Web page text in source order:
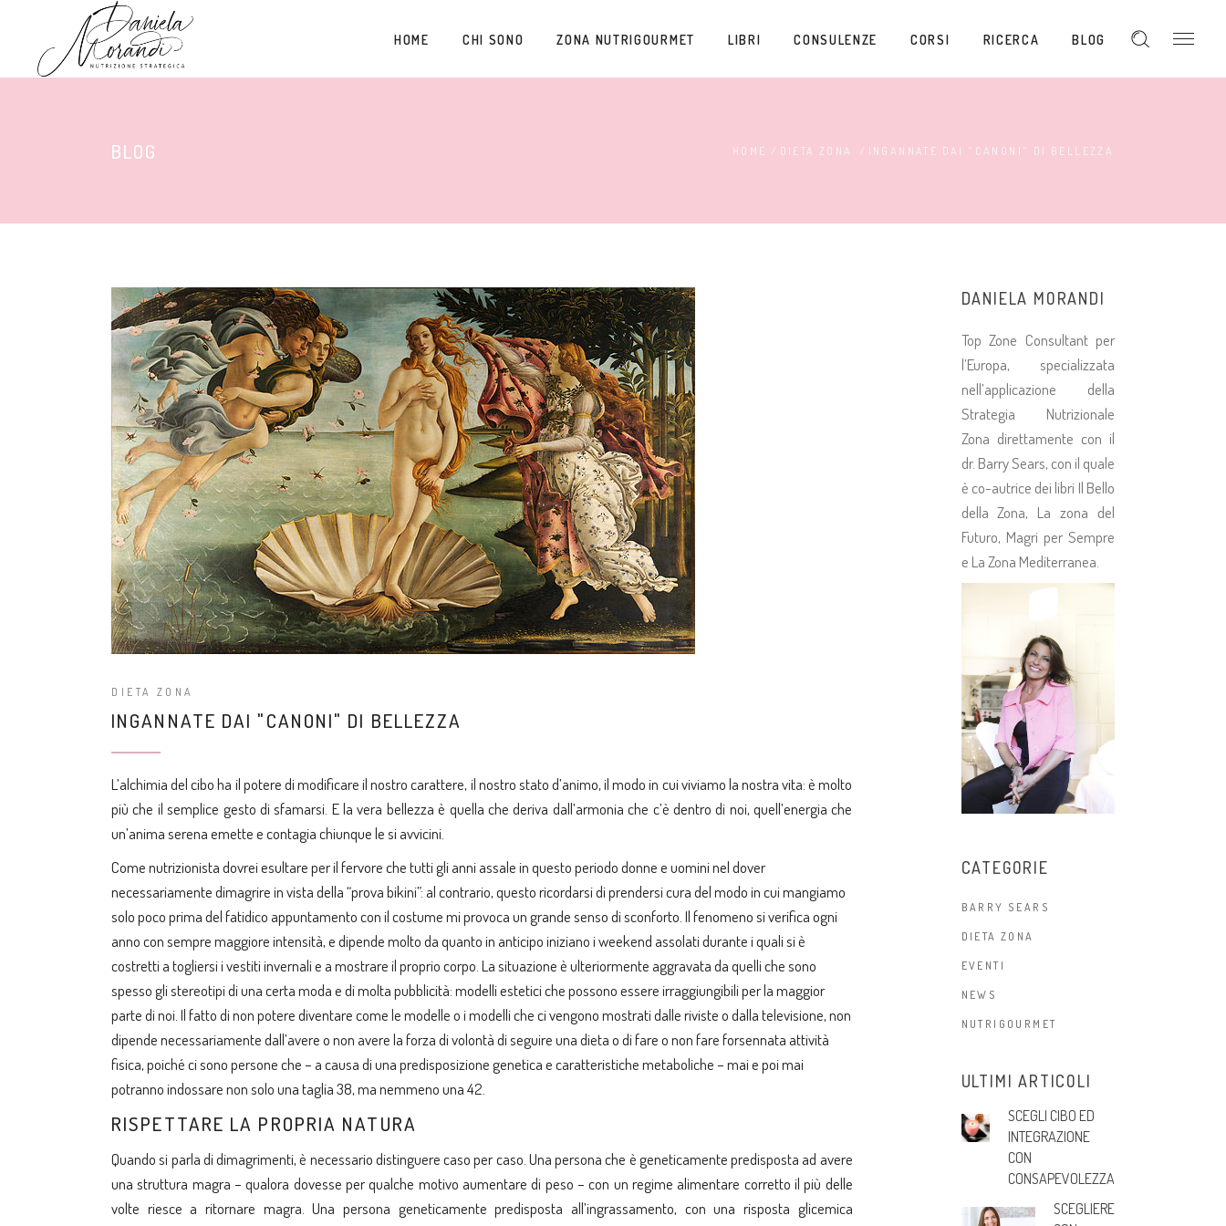
HOME CHI SONO ZONA NUTRIGOURMET LIBRI CONSULENZE CORSI RICERCA BLOG
BLOG HOME / DIETA ZONA / INGANNATE DAI "CANONI" DI BELLEZZA
DIETA ZONA
INGANNATE DAI "CANONI" DI BELLEZZA
L’alchimia del cibo ha il potere di modificare il nostro carattere, il nostro stato d’animo, il modo in cui viviamo la nostra vita: è molto
più che il semplice gesto di sfamarsi. E la vera bellezza è quella che deriva dall’armonia che c’è dentro di noi, quell’energia che
un’anima serena emette e contagia chiunque le si avvicini.
Come nutrizionista dovrei esultare per il fervore che tutti gli anni assale in questo periodo donne e uomini nel dover
necessariamente dimagrire in vista della “prova bikini”: al contrario, questo ricordarsi di prendersi cura del modo in cui mangiamo
solo poco prima del fatidico appuntamento con il costume mi provoca un grande senso di sconforto. Il fenomeno si verifica ogni
anno con sempre maggiore intensità, e dipende molto da quanto in anticipo iniziano i weekend assolati durante i quali si è
costretti a togliersi i vestiti invernali e a mostrare il proprio corpo. La situazione è ulteriormente aggravata da quelli che sono
spesso gli stereotipi di una certa moda e di molta pubblicità: modelli estetici che possono essere irraggiungibili per la maggior
parte di noi. Il fatto di non potere diventare come le modelle o i modelli che ci vengono mostrati dalle riviste o dalla televisione, non
dipende necessariamente dall’avere o non avere la forza di volontà di seguire una dieta o di fare o non fare forsennata attività
fisica, poiché ci sono persone che – a causa di una predisposizione genetica e caratteristiche metaboliche – mai e poi mai
potranno indossare non solo una taglia 38, ma nemmeno una 42.
RISPETTARE LA PROPRIA NATURA
Quando si parla di dimagrimenti, è necessario distinguere caso per caso. Una persona che è geneticamente predisposta ad avere
una struttura magra – qualora dovesse per qualche motivo aumentare di peso – con un regime alimentare corretto il più delle
volte riesce a ritornare magra. Una persona geneticamente predisposta all’ingrassamento, con una risposta glicemica
DANIELA MORANDI
Top Zone Consultant per
l’Europa, specializzata
nell’applicazione della
Strategia Nutrizionale
Zona direttamente con il
dr. Barry Sears, con il quale
è co-autrice dei libri Il Bello
della Zona, La zona del
Futuro, Magri per Sempre
e La Zona Mediterranea.
CATEGORIE
BARRY SEARS
DIETA ZONA
EVENTI
NEWS
NUTRIGOURMET
ULTIMI ARTICOLI
SCEGLI CIBO ED
INTEGRAZIONE
CON
CONSAPEVOLEZZA
SCEGLIERE